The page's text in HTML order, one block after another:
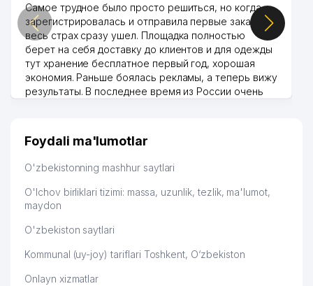
Самое трудное было просто решиться, но когда
зарегистрировалась и отправила первые заказы,
весь страх сразу ушел. Площадка полностью
берет на себя доставку до клиентов и для одежды
тут хранение бесплатное первый год, хорошая
экономия. Раньше боялась рекламы, а теперь вижу
результаты. В последнее время из России очень
дальше развиваюсь потихоньку😊
Hamida 03.08.2026 12:45:39
Foydali ma'lumotlar
O'zbekistonning mashhur saytlari
O'lchov birliklari tizimi: massa, uzunlik, tezlik, ma'lumot,
maydon
O'zbekiston saytlari
Kommunal (uy-joy) tariflari Toshkent, O‘zbekiston
Onlayn xizmatlar